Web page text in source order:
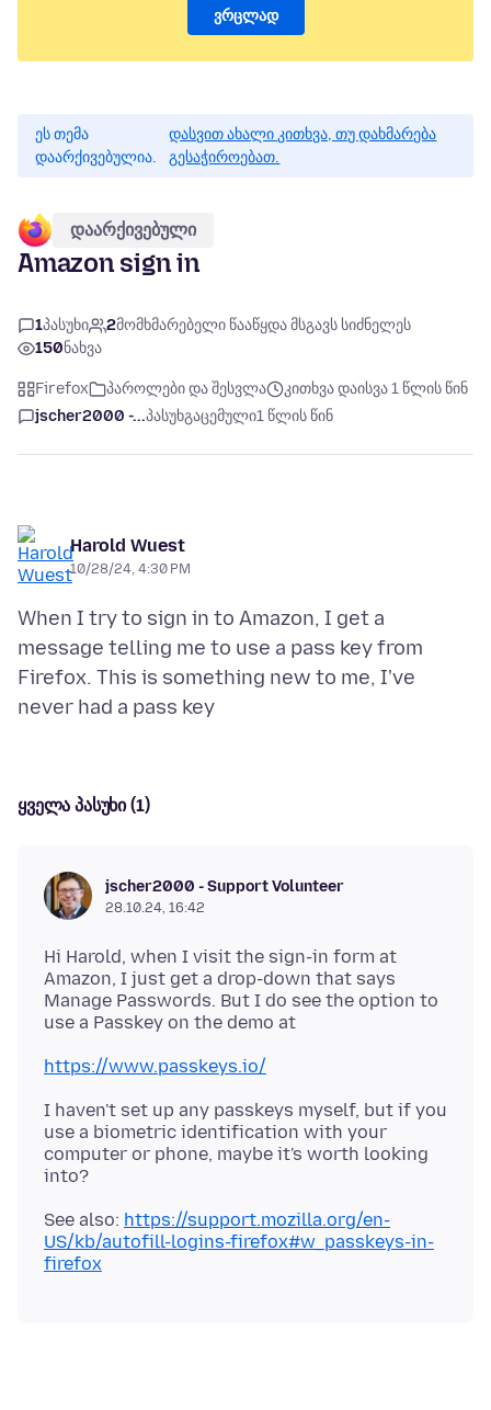
ვრცლად
ეს თემა
დაარქივებულია.
დასვით ახალი კითხვა, თუ დახმარება
გესაჭიროებათ.
დაარქივებული
Amazon sign in
1პასუხი 2მომხმარებელი წააწყდა მსგავს სიძნელეს
150ნახვა
Firefox პაროლები და შესვლა
კითხვა დაისვა 1 წლის წინ
jscher2000 -...პასუხგაცემული1 წლის წინ
Harold Wuest
10/28/24, 4:30 PM
When I try to sign in to Amazon, I get a
message telling me to use a pass key from
Firefox. This is something new to me, I've
ყველა პასუხი (1)
jscher2000 - Support Volunteer
28.10.24, 16:42
Hi Harold, when I visit the sign-in form at
Amazon, I just get a drop-down that says
Manage Passwords. But I do see the option to
https://www.passkeys.io/
I haven't set up any passkeys myself, but if you
use a biometric identification with your
computer or phone, maybe it's worth looking
See also: https://support.mozilla.org/en-
US/kb/autofill-logins-firefox#w_passkeys-in-
firefox